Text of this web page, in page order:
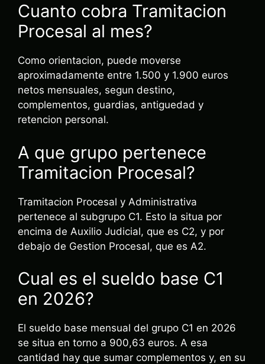
Cuanto cobra Tramitacion
Procesal al mes?
Como orientacion, puede moverse
aproximadamente entre 1.500 y 1.900 euros
netos mensuales, segun destino,
complementos, guardias, antiguedad y
retencion personal.
A que grupo pertenece
Tramitacion Procesal?
Tramitacion Procesal y Administrativa
pertenece al subgrupo C1. Esto la situa por
encima de Auxilio Judicial, que es C2, y por
debajo de Gestion Procesal, que es A2.
Cual es el sueldo base C1
en 2026?
El sueldo base mensual del grupo C1 en 2026
se situa en torno a 900,63 euros. A esa
cantidad hay que sumar complementos y, en su